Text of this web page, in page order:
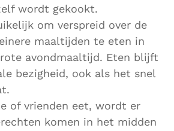
wordt gekookt.
om verspreid over de
maaltijden te eten in
avondmaaltijd. Eten blijft
bezigheid, ook als het snel
of vrienden eet, wordt er
komen in het midden